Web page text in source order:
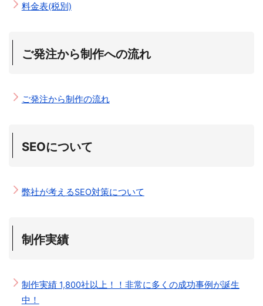
料金表(税別)
ご発注から制作への流れ
ご発注から制作の流れ
SEOについて
弊社が考えるSEO対策について
制作実績
制作実績 1,800社以上！！非常に多くの成功事例が誕生
中！